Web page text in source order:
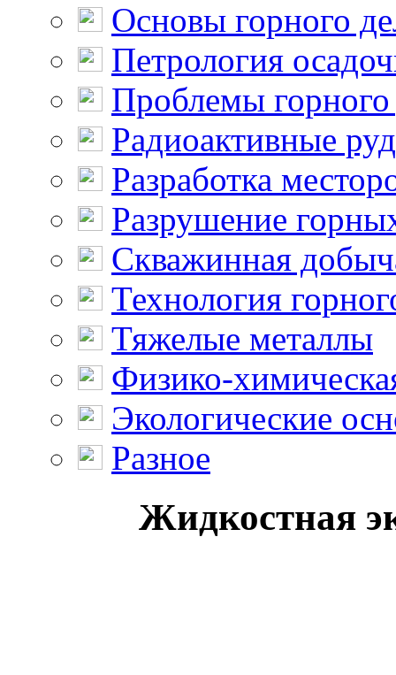
Основы горного
Петрология
Проблемы горного
Радиоактивные
Разработка
Разрушение
Скважинная
Технология
Тяжелые металлы
Физико-
Экологические
Разное
Жидкостная